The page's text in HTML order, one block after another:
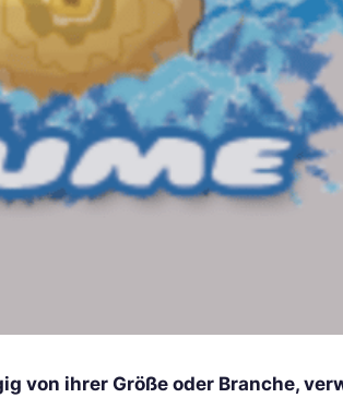
von ihrer Größe oder Branche,